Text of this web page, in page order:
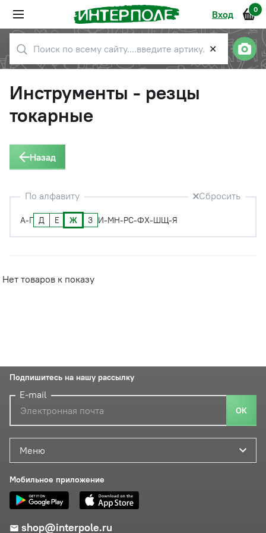
Вход 0
✕
Инструменты - резцы
токарные
Назад
По алфавиту Сбросить
А-Г Д Е Ж З И-МН-РС-ФХ-ШЩ-Я
Нет товаров к показу
Меню
Мобильное приложение
shop@interpole.ru
Подпишитесь на нашу рассылку
E-mail
ОК